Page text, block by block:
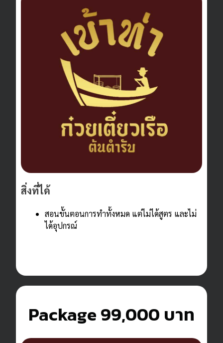
สิ่งที่ได้
สอนขั้นตอนการทำทั้งหมด แต่ไม่ได้สูตร และไม่
ได้อุปกรณ์
Package99,000 บาท